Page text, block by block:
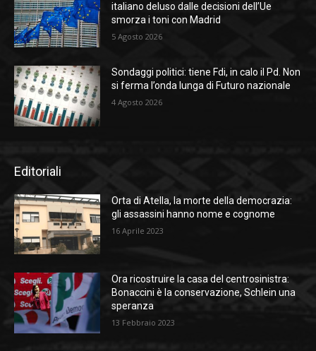
italiano deluso dalle decisioni dell’Ue
smorza i toni con Madrid
5 Agosto 2026
Sondaggi politici: tiene Fdi, in calo il Pd. Non
si ferma l’onda lunga di Futuro nazionale
4 Agosto 2026
Editoriali
Orta di Atella, la morte della democrazia:
gli assassini hanno nome e cognome
16 Aprile 2023
Ora ricostruire la casa del centrosinistra:
Bonaccini è la conservazione, Schlein una
speranza
13 Febbraio 2023